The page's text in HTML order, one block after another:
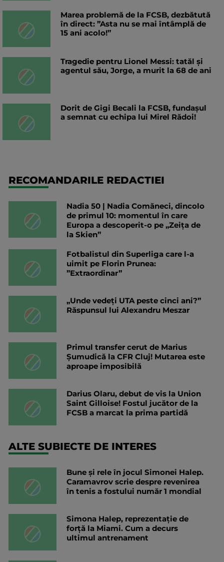
Marea problemă de la FCSB, dezbătută
în direct: ”Asta nu se mai întâmplă de
15 ani acolo!”
Tragedie pentru Lionel Messi: tatăl și
agentul său, Jorge, a murit la 68 de ani
Dorit de Gigi Becali la FCSB, fundașul
a semnat cu echipa lui Mirel Rădoi!
RECOMANDARILE REDACTIEI
Nadia 50 | Nadia Comăneci, dincolo
de primul 10: momentul în care
Europa a descoperit-o pe „Zeița de
la Skien”
Fotbalistul din Superliga care l-a
uimit pe Florin Prunea:
”Extraordinar”
„Unde vedeți UTA peste cinci ani?”
Răspunsul lui Alexandru Meszar
Primul transfer cerut de Marius
Șumudică la CFR Cluj! Mutarea este
aproape imposibilă
Darius Olaru, debut de vis la Union
Saint Gilloise! Fostul jucător de la
FCSB a marcat la prima partidă
ALTE SUBIECTE DE INTERES
Bune și rele în jocul Simonei Halep.
Caramavrov scrie despre revenirea
în tenis a fostului număr 1 mondial
Simona Halep, reprezentație de
forță la Miami. Cum a decurs
ultimul antrenament